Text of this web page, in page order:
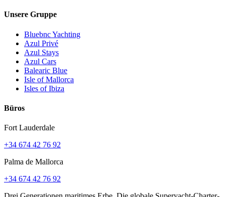
Unsere Gruppe
Bluebnc Yachting
Azul Privé
Azul Stays
Azul Cars
Balearic Blue
Isle of Mallorca
Isles of Ibiza
Büros
Fort Lauderdale
+34 674 42 76 92
Palma de Mallorca
+34 674 42 76 92